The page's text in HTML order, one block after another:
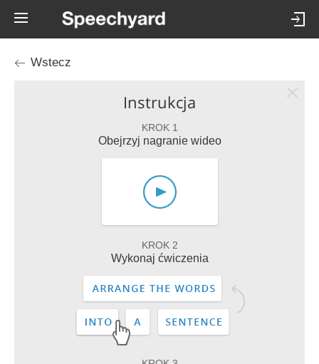
Wstecz
Instrukcja
KROK 1
Obejrzyj nagranie wideo
KROK 2
Wykonaj ćwiczenia